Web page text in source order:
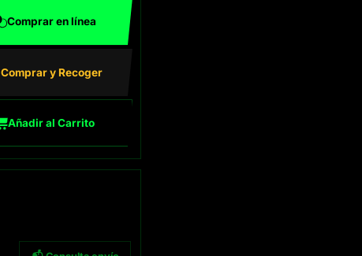
Comprar en línea
Comprar y Recoger
Añadir al Carrito